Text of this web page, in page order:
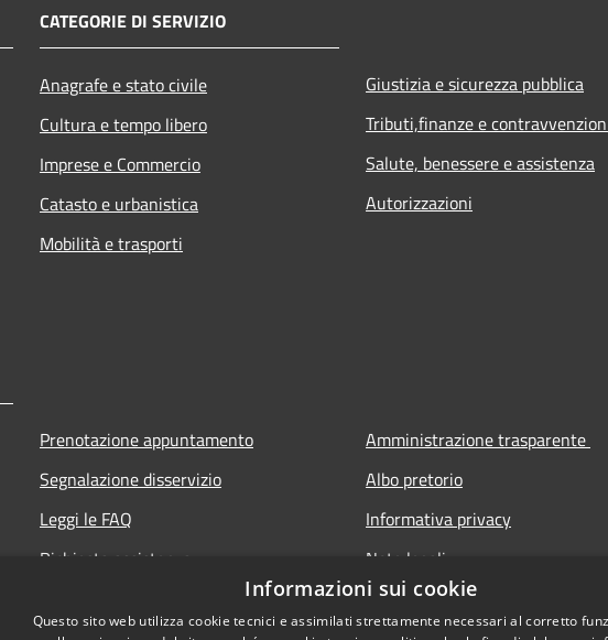
CATEGORIE DI SERVIZIO
Anagrafe e stato civile
Cultura e tempo libero
Imprese e Commercio
Catasto e urbanistica
Mobilità e trasporti
Giustizia e sicurezza pubblica
Tributi,finanze e
Salute, benessere e assistenza
Autorizzazioni
Prenotazione appuntamento
Segnalazione disservizio
Leggi le FAQ
Richiesta assistenza
Amministrazione trasparente
Albo pretorio
Informativa privacy
Note legali
Dichiarazione di accessibilità
Informazioni sui cookie
Questo sito web utilizza cookie tecnici e assimilati strettamente necessari al corretto